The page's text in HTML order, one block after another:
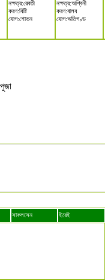
নক্ষত্র:রেবতী
করণ:বিষ্টি
যোগ:শোভন
নক্ষত্র:অশ্বিনী
করণ:বালব
যোগ:অতিগণ্ড
সাকলসেন ইরেই